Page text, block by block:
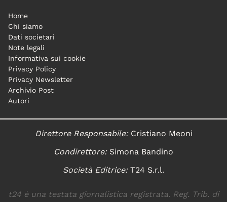
Home
Chi siamo
Dati societari
Note legali
Informativa sui cookie
Privacy Policy
Privacy Newsletter
Archivio Post
Autori
Direttore Responsabile:Cristiano Meoni
Condirettore:Simona Bandino
Società Editrice:T24 S.r.l.
t24 è una testata giornalistica registrata. Reg. Trib. di